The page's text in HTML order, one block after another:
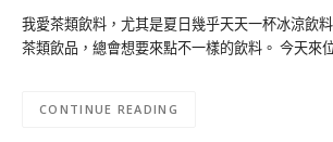
我愛茶類飲料，尤其是夏日幾乎天天一杯冰涼飲
茶類飲品，總會想要來點不一樣的飲料。 今天來
CONTINUE READING